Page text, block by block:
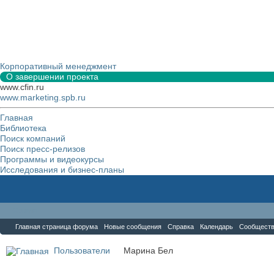
Корпоративный менеджмент
О завершении проекта
www.cfin.ru
www.marketing.spb.ru
Главная
Библиотека
Поиск компаний
Поиск пресс-релизов
Программы и видеокурсы
Исследования и бизнес-планы
Главная страница форума Новые сообщения Справка Календарь
Пользователи Марина Бел